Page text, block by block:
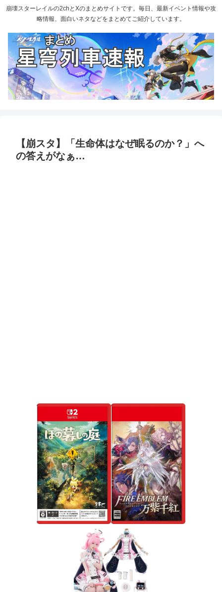
崩壊スターレイルの2chとXのまとめサイトです。毎日、最新イベント情報や攻
略情報、面白いネタなどをまとめてご紹介しています。
【崩スタ】「生命体はなぜ眠るのか？」へ
の答えがなぁ…